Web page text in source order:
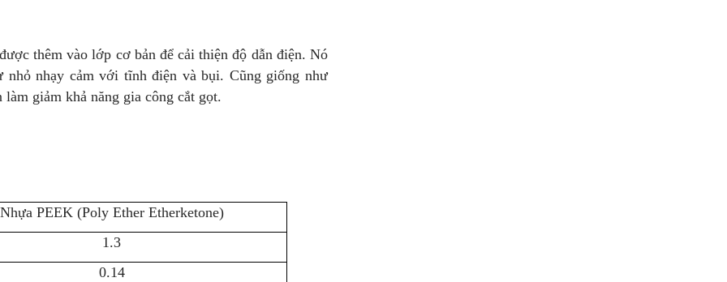
thêm vào lớp cơ bản để cải thiện độ dẫn điện. Nó
nhỏ nhạy cảm với tĩnh điện và bụi. Cũng giống như
giảm khả năng gia công cắt gọt.
Nhựa PEEK (Poly Ether Etherketone)
1.3
0.14